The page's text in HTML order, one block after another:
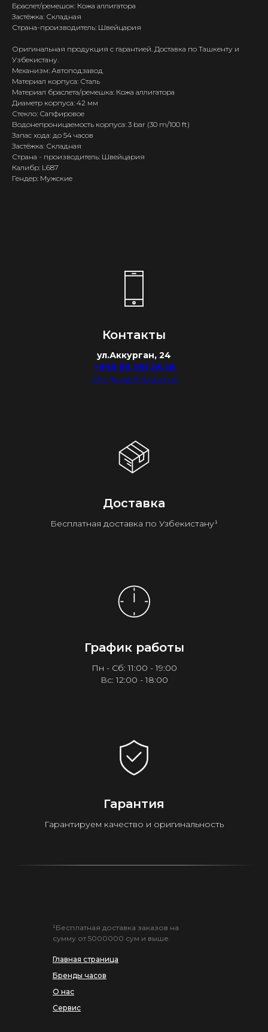
Браслет/ремешок: Кожа аллигатора
Застёжка: Складная
Страна-производитель: Швейцария
Оригинальная продукция с гарантией. Доставка по Ташкенту и
Узбекистану.
Механизм: Автоподзавод
Материал корпуса: Сталь
Материал браслета/ремешка: Кожа аллигатора
Диаметр корпуса: 42 мм
Стекло: Сапфировое
Водонепроницаемость корпуса: 3 bar (30 m/100 ft)
Запас хода: до 54 часов
Застёжка: Складная
Страна - производитель: Швейцария
Калибр: L687
Гендер: Мужские
Контакты
ул.Аккурган, 24
+998 88 281 28 28
info@watchdealer.uz
Доставка
Бесплатная доставка по Узбекистану¹
График работы
Пн - Сб: 11:00 - 19:00
Вс: 12:00 - 18:00
Гарантия
Гарантируем качество и оригинальность
Главная страница
Бренды часов
О нас
Сервис
¹Бесплатная доставка заказов на
сумму от 5000000 сум и выше.